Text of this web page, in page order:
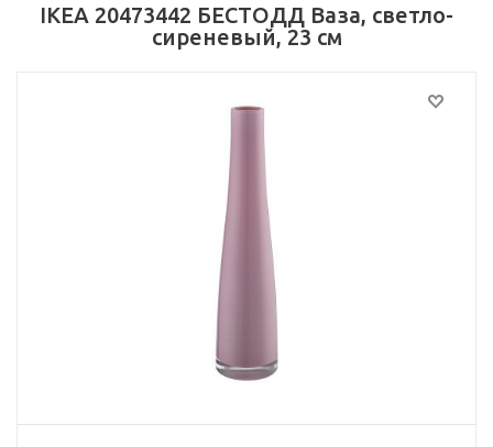
IKEA 20473442 БЕСТОДД Ваза, светло-
сиреневый, 23 см